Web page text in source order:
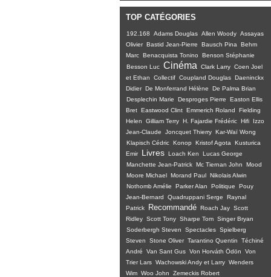
TOP CATÉGORIES
192.168 Adams Douglas Allen Woody Assayas
Olivier Bastid Jean-Pierre Bausch Pina
Behm
Marc Benacquista Tonino
Benson Stéphanie
Besson Luc Cinéma Clark Larry Coen Joel
et Ethan
Collectif Coupland Douglas Daeninckx
Didier De Monferrand Hélène
De Palma Brian
Desplechin Marie
Desproges Pierre
Easton Ellis
Bret Eastwood Clint Emmerich Roland
Fielding
Helen
Gilliam Terry H. Fajardie Frédéric Hifi
Izzo
Jean-Claude
Joncquet Thierry Kar-Waï Wong
Klapisch Cédric Konop Kristof Agota
Kusturica
Emir
Livres Loach Ken
Lucas George
Manchette Jean-Patrick Mc Tiernan John
Mood
Moore Michael Morand Paul Nikolais Alwin
Nothomb Amélie
Parker Alan Politique
Pouy
Jean-Bernard
Quadruppani Serge
Raynal
Patrick
Recommandé Roach Jay Scott
Ridley Scott Tony Sharpe Tom Singer Bryan
Soderbergh Steven
Spectacles Spielberg
Steven
Stone Oliver Tarantino Quentin
Téchiné
André
Van Sant Gus Von Horváth Ödön
Von
Trier Lars Wachowski Andy et Larry Wenders
Wim Woo John Zemeckis Robert